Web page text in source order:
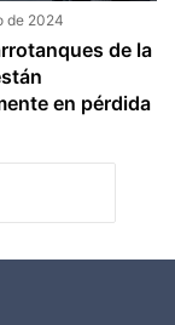
de 2024
de la
en pérdida